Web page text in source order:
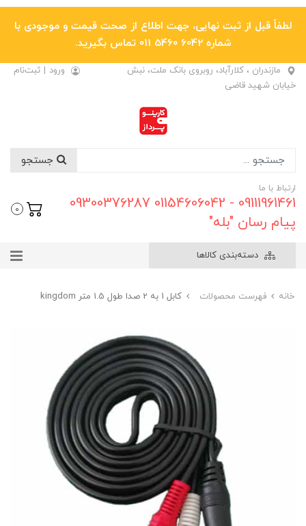
لطفاً قبل از ثبت نهایی، جهت اطلاع از صحت قیمت و موجودی با
شماره 6042 5460 011 تماس بگیرید.
مازندران ، کلارآباد، روبروی بانک ملت، نبش
خیابان شهید قاضی
ورود | ثبت‌نام
ارتباط با ما
09111961461 - 01154606042 09300376287
پیام رسان "بله"
0
دسته‌بندی کالاها
خانه فهرست محصولات کابل 1 به 2 صدا طول 1.5 متر kingdom